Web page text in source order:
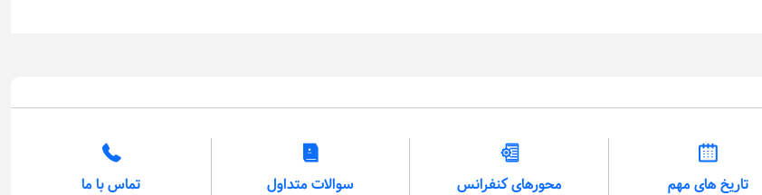
تاریخ های مهم محورهای کنفرانس سوالات متداول تماس با ما